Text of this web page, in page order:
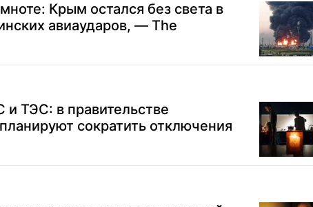
Крым остался без света в
авиаударов, — The
и ТЭС: в правительстве
сократить отключения